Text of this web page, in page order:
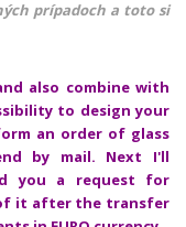
prípadoch a toto si
also combine with
to design your
an order of glass
by mail. Next I'll
you a request for
it after the transfer